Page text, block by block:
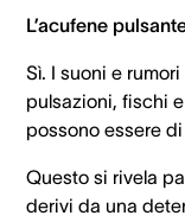
L’acufene
Sì. I suoni e
pulsazioni, fischi
possono essere
Questo si rivela
derivi da una